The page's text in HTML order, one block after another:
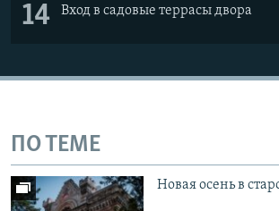
14 Вход в садовые террасы двора
ПО ТЕМЕ
Новая осень в